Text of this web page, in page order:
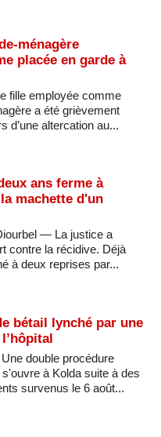
ménagère
placée en garde à
fille employée comme
a été grièvement
d’une altercation au...
ans ferme à
machette d'un
— La justice a
contre la récidive. Déjà
à deux reprises par...
bétail lynché par une
double procédure
s'ouvre à Kolda suite à des
survenus le 6 août...